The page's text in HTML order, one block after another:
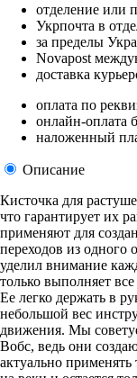
отделение или
Укрпочта в
за пределы
Novapost
доставка
оплата по
онлайн-оплата
наложенный
Описание
Кисточка для
что гарантирует их
применяют для
переходов из одного
уделил внимание
только выполняет
Ее легко держать в
небольшой вес
движения. Мы
Вобс, ведь они
актуально